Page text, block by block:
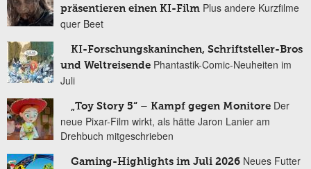
präsentieren einen KI-Film Plus andere Kurzfilme
quer Beet
KI-Forschungskaninchen, Schriftsteller-Bros
und Weltreisende Phantastik-Comic-Neuheiten im
Juli
„Toy Story 5“ – Kampf gegen Monitore Der
neue Pixar-Film wirkt, als hätte Jaron Lanier am
Drehbuch mitgeschrieben
Gaming-Highlights im Juli 2026 Neues Futter